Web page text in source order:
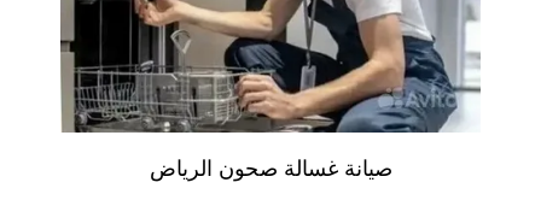
صيانة غسالة صحون الرياض